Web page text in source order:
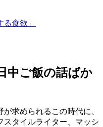
食欲」
中ご飯の話ばか
求められるこの時代に、
スタイルライター、マッシ